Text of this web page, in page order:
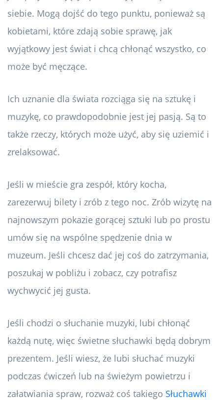
siebie. Mogą dojść do tego punktu, ponieważ są
kobietami, które zdają sobie sprawę, jak
wyjątkowy jest świat i chcą chłonąć wszystko, co
może być męczące.
Ich uznanie dla świata rozciąga się na sztukę i
muzykę, co prawdopodobnie jest jej pasją. Są to
także rzeczy, których może użyć, aby się uziemić i
zrelaksować.
Jeśli w mieście gra zespół, który kocha,
zarezerwuj bilety i zrób z tego noc. Zrób wizytę na
najnowszym pokazie gorącej sztuki lub po prostu
umów się na wspólne spędzenie dnia w
muzeum. Jeśli chcesz dać jej coś do zatrzymania,
poszukaj w pobliżu i zobacz, czy potrafisz
wychwycić jej gusta.
Jeśli chodzi o słuchanie muzyki, lubi chłonąć
każdą nutę, więc świetne słuchawki będą dobrym
prezentem. Jeśli wiesz, że lubi słuchać muzyki
podczas ćwiczeń lub na świeżym powietrzu i
załatwiania spraw, rozważ coś takiego Słuchawki